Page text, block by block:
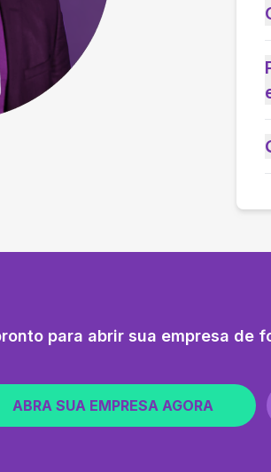
para abrir sua empresa de
ABRA SUA EMPRESA AGORA